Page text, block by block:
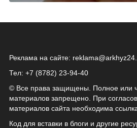
Реклама на сайте:
Тел: +7 (8782) 23‑94‑40
© Все права защищены. Полное или
материалов запрещено. При
материалов сайта необходима
Код для вставки в блоги и другие